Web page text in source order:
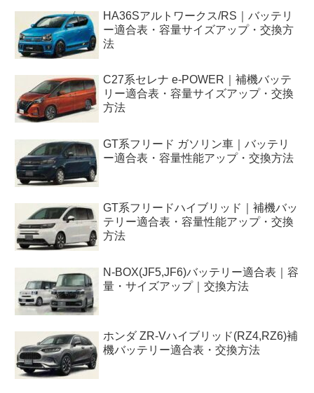
HA36Sアルトワークス/RS｜バッテリ
ー適合表・容量サイズアップ・交換方
法
C27系セレナ e-POWER｜補機バッテ
リー適合表・容量サイズアップ・交換
方法
GT系フリード ガソリン車｜バッテリ
ー適合表・容量性能アップ・交換方法
GT系フリードハイブリッド｜補機バッ
テリー適合表・容量性能アップ・交換
方法
N-BOX(JF5,JF6)バッテリー適合表｜容
量・サイズアップ｜交換方法
ホンダ ZR-Vハイブリッド(RZ4,RZ6)補
機バッテリー適合表・交換方法